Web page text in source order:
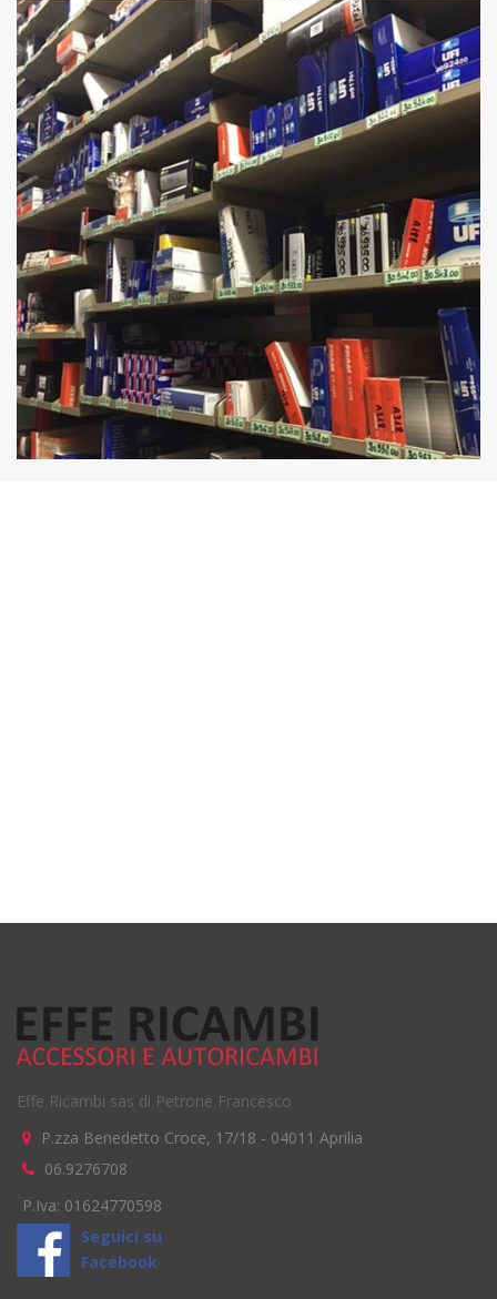
Effe Ricambi sas di Petrone Francesco
P.zza Benedetto Croce, 17/18 - 04011 Aprilia
06.9276708
P.Iva: 01624770598
Seguici su
Facebook